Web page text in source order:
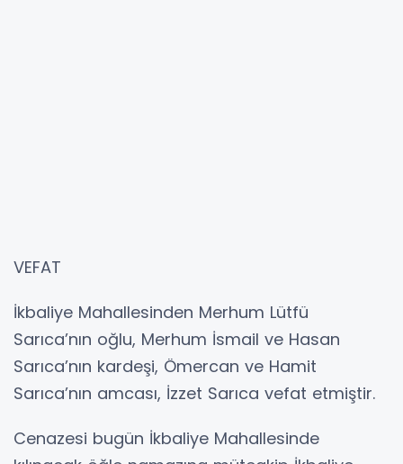
VEFAT
İkbaliye Mahallesinden Merhum Lütfü
Sarıca’nın oğlu, Merhum İsmail ve Hasan
Sarıca’nın kardeşi, Ömercan ve Hamit
Sarıca’nın amcası, İzzet Sarıca vefat etmiştir.
Cenazesi bugün İkbaliye Mahallesinde